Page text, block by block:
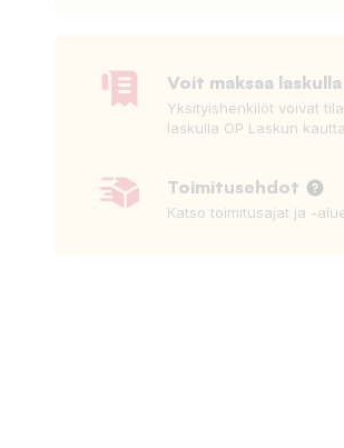
Voit maksaa laskulla
Yksityishenkilöt voivat
laskulla OP Laskun
Toimitusehdot
Katso toimitusajat ja -